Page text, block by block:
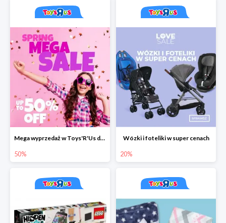
Mega wyprzedaż w Toys'R'Us do -50%
50%
Wózki i foteliki w super cenach
20%